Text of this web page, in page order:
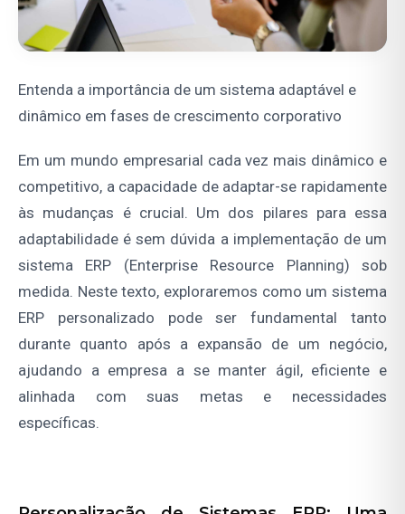
Entenda a importância de um sistema adaptável e
dinâmico em fases de crescimento corporativo
Em um mundo empresarial cada vez mais dinâmico e
competitivo, a capacidade de adaptar-se rapidamente
às mudanças é crucial. Um dos pilares para essa
adaptabilidade é sem dúvida a implementação de um
sistema ERP (Enterprise Resource Planning) sob
medida. Neste texto, exploraremos como um sistema
ERP personalizado pode ser fundamental tanto
durante quanto após a expansão de um negócio,
ajudando a empresa a se manter ágil, eficiente e
alinhada com suas metas e necessidades
específicas.